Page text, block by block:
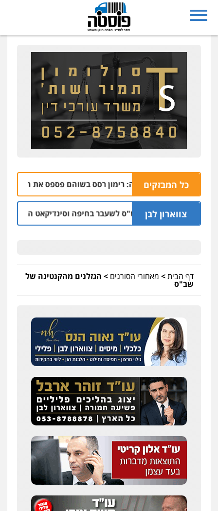
כל המבזקים
הבהרה: רימון רסס בשוהם פספס את היעד ופגע בבית
צווארון לבן
כתב אישום: יו"ר ש"ס לשעבר בחיפה וסינדיקאט ההלוואות של
דף הבית> מאחורי הסורגים > הגזלנים מהקנטינה של
שב"ס